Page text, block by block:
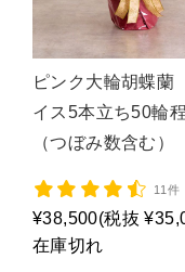
ピンク大輪胡蝶
イス5本立ち50輪
（つぼみ数含む
11件
¥38,500(税抜
在庫切れ